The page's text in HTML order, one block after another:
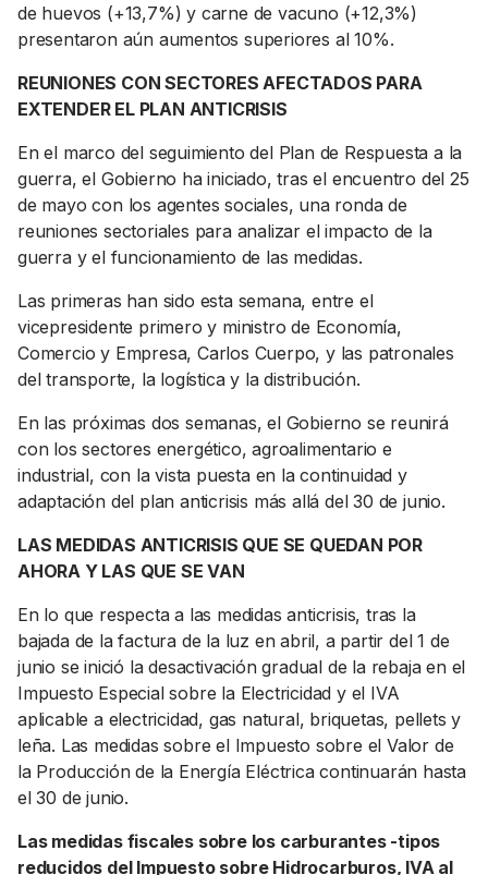
de huevos (+13,7%) y carne de vacuno (+12,3%)
presentaron aún aumentos superiores al 10%.
REUNIONES CON SECTORES AFECTADOS PARA
EXTENDER EL PLAN ANTICRISIS
En el marco del seguimiento del Plan de Respuesta a la
guerra, el Gobierno ha iniciado, tras el encuentro del 25
de mayo con los agentes sociales, una ronda de
reuniones sectoriales para analizar el impacto de la
guerra y el funcionamiento de las medidas.
Las primeras han sido esta semana, entre el
vicepresidente primero y ministro de Economía,
Comercio y Empresa, Carlos Cuerpo, y las patronales
del transporte, la logística y la distribución.
En las próximas dos semanas, el Gobierno se reunirá
con los sectores energético, agroalimentario e
industrial, con la vista puesta en la continuidad y
adaptación del plan anticrisis más allá del 30 de junio.
LAS MEDIDAS ANTICRISIS QUE SE QUEDAN POR
AHORA Y LAS QUE SE VAN
En lo que respecta a las medidas anticrisis, tras la
bajada de la factura de la luz en abril, a partir del 1 de
junio se inició la desactivación gradual de la rebaja en el
Impuesto Especial sobre la Electricidad y el IVA
aplicable a electricidad, gas natural, briquetas, pellets y
leña. Las medidas sobre el Impuesto sobre el Valor de
la Producción de la Energía Eléctrica continuarán hasta
el 30 de junio.
Las medidas fiscales sobre los carburantes -tipos
reducidos del Impuesto sobre Hidrocarburos, IVA al